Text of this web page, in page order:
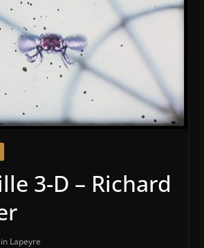
3-D – Richard
Lapeyre